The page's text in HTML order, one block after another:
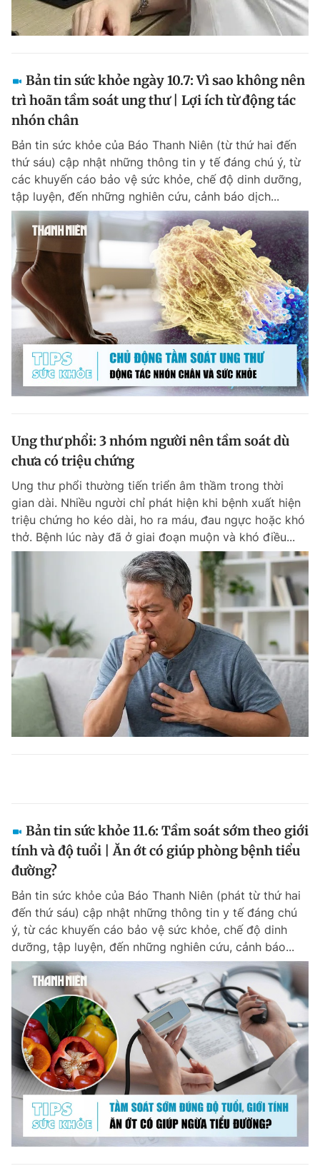
Bản tin sức khỏe ngày 10.7: Vì sao không nên
trì hoãn tầm soát ung thư | Lợi ích từ động tác
nhón chân
Bản tin sức khỏe của Báo Thanh Niên (từ thứ hai đến
thứ sáu) cập nhật những thông tin y tế đáng chú ý, từ
các khuyến cáo bảo vệ sức khỏe, chế độ dinh dưỡng,
tập luyện, đến những nghiên cứu, cảnh báo dịch...
Ung thư phổi: 3 nhóm người nên tầm soát dù
chưa có triệu chứng
Ung thư phổi thường tiến triển âm thầm trong thời
gian dài. Nhiều người chỉ phát hiện khi bệnh xuất hiện
triệu chứng ho kéo dài, ho ra máu, đau ngực hoặc khó
thở. Bệnh lúc này đã ở giai đoạn muộn và khó điều...
Bản tin sức khỏe 11.6: Tầm soát sớm theo giới
tính và độ tuổi | Ăn ớt có giúp phòng bệnh tiểu
đường?
Bản tin sức khỏe của Báo Thanh Niên (phát từ thứ hai
đến thứ sáu) cập nhật những thông tin y tế đáng chú
ý, từ các khuyến cáo bảo vệ sức khỏe, chế độ dinh
dưỡng, tập luyện, đến những nghiên cứu, cảnh báo...